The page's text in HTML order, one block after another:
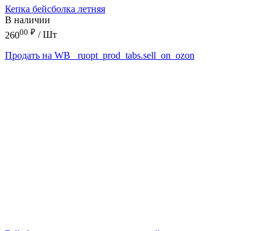
Кепка бейсболка летняя
В наличии
26000 ₽ / Шт
Продать на WB
_ruopt_prod_tabs.sell_on_ozon